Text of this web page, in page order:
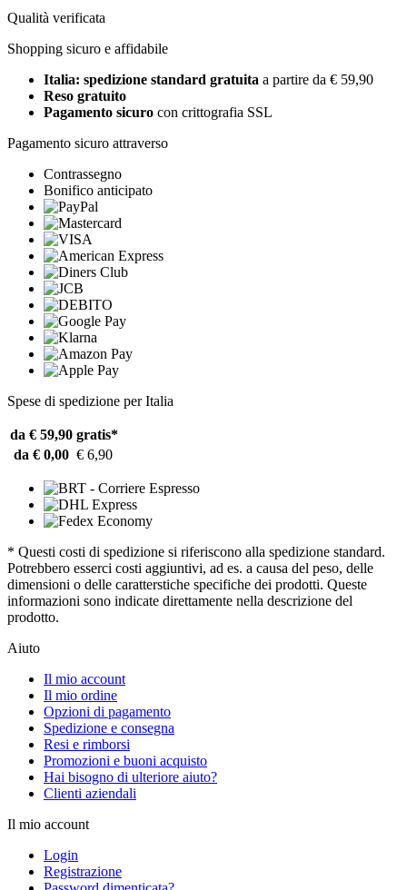
Qualità verificata
Shopping sicuro e affidabile
Italia: spedizione standard gratuita a partire da € 59,90
Reso gratuito
Pagamento sicuro con crittografia SSL
Pagamento sicuro attraverso
Contrassegno
Bonifico anticipato
Spese di spedizione per Italia
da € 59,90 gratis*
da € 0,00 € 6,90
* Questi costi di spedizione si riferiscono alla spedizione standard.
Potrebbero esserci costi aggiuntivi, ad es. a causa del peso, delle
dimensioni o delle caratterstiche specifiche dei prodotti. Queste
informazioni sono indicate direttamente nella descrizione del
prodotto.
Aiuto
Il mio account
Il mio ordine
Opzioni di pagamento
Spedizione e consegna
Resi e rimborsi
Promozioni e buoni acquisto
Hai bisogno di ulteriore aiuto?
Clienti aziendali
Il mio account
Login
Registrazione